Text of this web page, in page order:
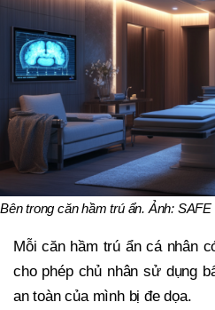
Bên trong căn hầm trú ẩn. Ảnh: SAFE
Mỗi căn hầm trú ẩn cá nhân
cho phép chủ nhân sử dụng
an toàn của mình bị đe dọa.